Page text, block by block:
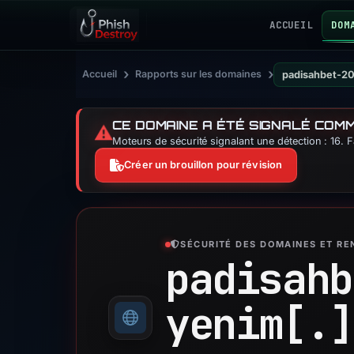
ACCUEIL
Accueil › Rapports sur les domaines › padisahbet-
⚠️CE DOMAINE A ÉTÉ SIGNALÉ
Moteurs de sécurité signalant une détection : 16.
Créer un brouillon pour révision
SÉCURITÉ DES DOMAINES ET
yenim[.]